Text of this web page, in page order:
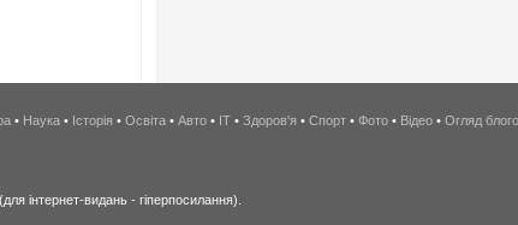
• Наука • Історія • Освіта • Авто • IT • Здоров'я • Спорт • Фото • Відео • Огляд
інтернет-видань - гіперпосилання).